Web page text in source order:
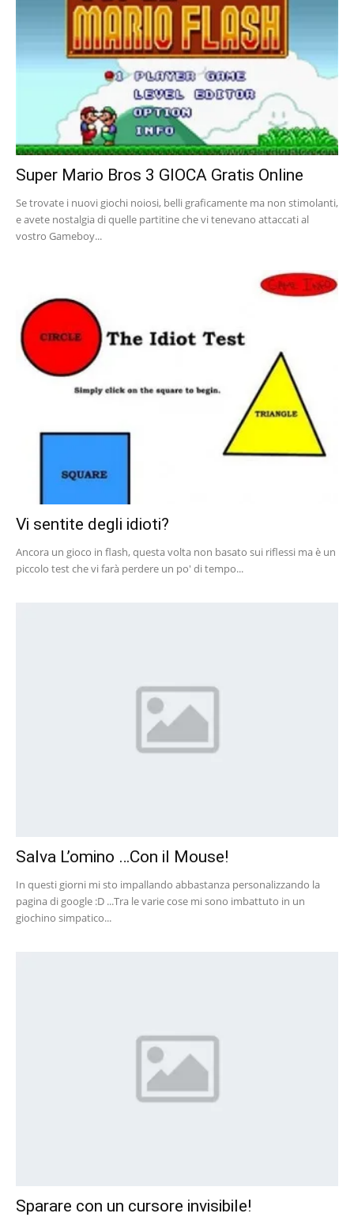
Super Mario Bros 3 GIOCA Gratis Online
Se trovate i nuovi giochi noiosi, belli graficamente ma non stimolanti,
e avete nostalgia di quelle partitine che vi tenevano attaccati al
vostro Gameboy...
Vi sentite degli idioti?
Ancora un gioco in flash, questa volta non basato sui riflessi ma è un
piccolo test che vi farà perdere un po' di tempo...
Salva L’omino …Con il Mouse!
In questi giorni mi sto impallando abbastanza personalizzando la
pagina di google :D ...Tra le varie cose mi sono imbattuto in un
giochino simpatico...
Sparare con un cursore invisibile!